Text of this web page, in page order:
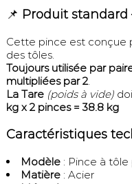
📌 Produit standard
Cette pince est conçue
des tôles.
Toujours utilisée par
multipliées par 2.
La Tare (poids à vide)
kg x 2 pinces = 38.8 kg
Caractéristiques
Modèle : Pince à
Matière : Acier